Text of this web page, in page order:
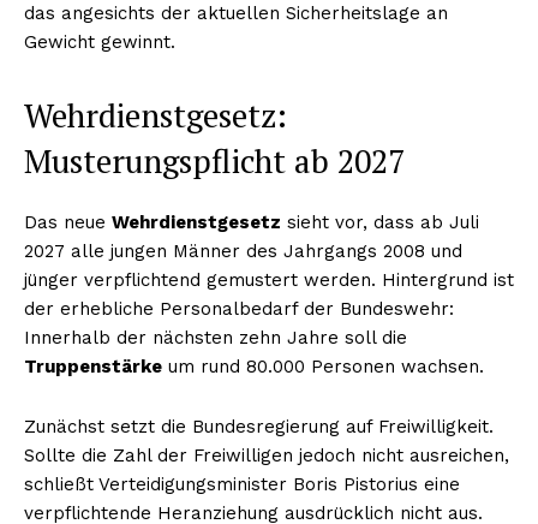
das angesichts der aktuellen Sicherheitslage an
Gewicht gewinnt.
Wehrdienstgesetz:
Musterungspflicht ab 2027
Das neue Wehrdienstgesetz sieht vor, dass ab Juli
2027 alle jungen Männer des Jahrgangs 2008 und
jünger verpflichtend gemustert werden. Hintergrund ist
der erhebliche Personalbedarf der Bundeswehr:
Innerhalb der nächsten zehn Jahre soll die
Truppenstärke um rund 80.000 Personen wachsen.
Zunächst setzt die Bundesregierung auf Freiwilligkeit.
Sollte die Zahl der Freiwilligen jedoch nicht ausreichen,
schließt Verteidigungsminister Boris Pistorius eine
verpflichtende Heranziehung ausdrücklich nicht aus.